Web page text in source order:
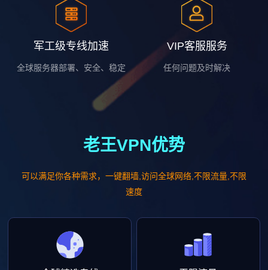
军工级专线加速
全球服务器部署、安全、稳定
VIP客服服务
任何问题及时解决
老王VPN优势
可以满足你各种需求，一键翻墙,访问全球网络,不限流量,不限
速度